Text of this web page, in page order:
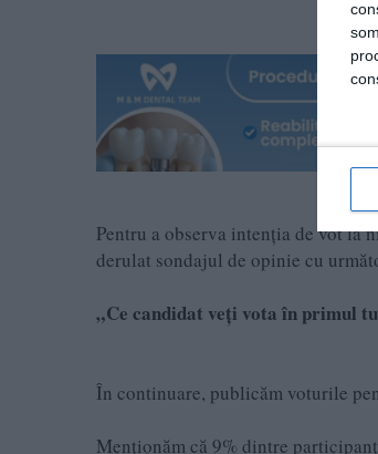
Pentru a observa intenţia de vot la
derulat sondajul de opinie cu
„Ce candidat veți vota în primul
În continuare, publicăm voturile
Menționăm că 9% dintre